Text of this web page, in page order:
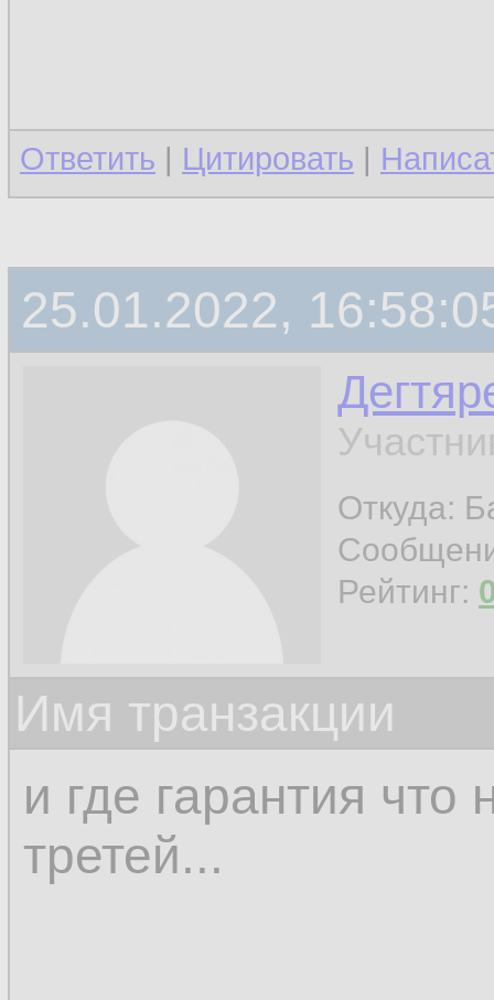
Ответить | Цитировать |
25.01.2022,
Откуда:
Рейтинг:
Имя транзакции
и где гарантия что
третей...